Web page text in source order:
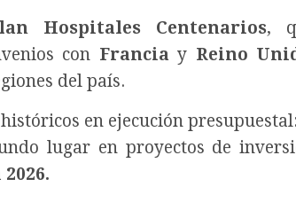
Hospitales Centenarios,
con Franciay Reino
del país.
en ejecución presupuestal:
lugar en proyectos de
2026.